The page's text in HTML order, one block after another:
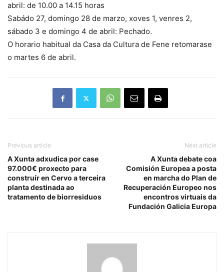
abril: de 10.00 a 14.15 horas
Sabádo 27, domingo 28 de marzo, xoves 1, venres 2,
sábado 3 e domingo 4 de abril: Pechado.
O horario habitual da Casa da Cultura de Fene retomarase
o martes 6 de abril.
Previous article
A Xunta adxudica por case
97.000€ proxecto para
construír en Cervo a terceira
planta destinada ao
tratamento de biorresiduos
Next article
A Xunta debate coa
Comisión Europea a posta
en marcha do Plan de
Recuperación Europeo nos
encontros virtuais da
Fundación Galicia Europa